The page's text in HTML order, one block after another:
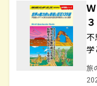
不
学
旅